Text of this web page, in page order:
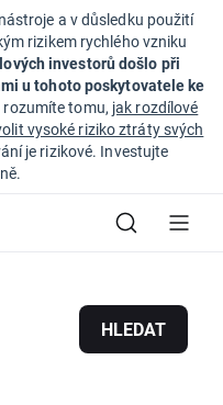
a v důsledku použití
rizikem rychlého vzniku
investorů došlo při
u tohoto poskytovatele ke
rozumíte tomu, jak rozdílové
vysoké riziko ztráty svých
je rizikové. Investujte
HLEDAT